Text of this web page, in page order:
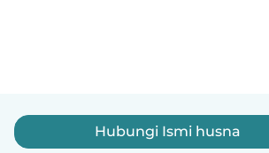
Hubungi Ismi husna